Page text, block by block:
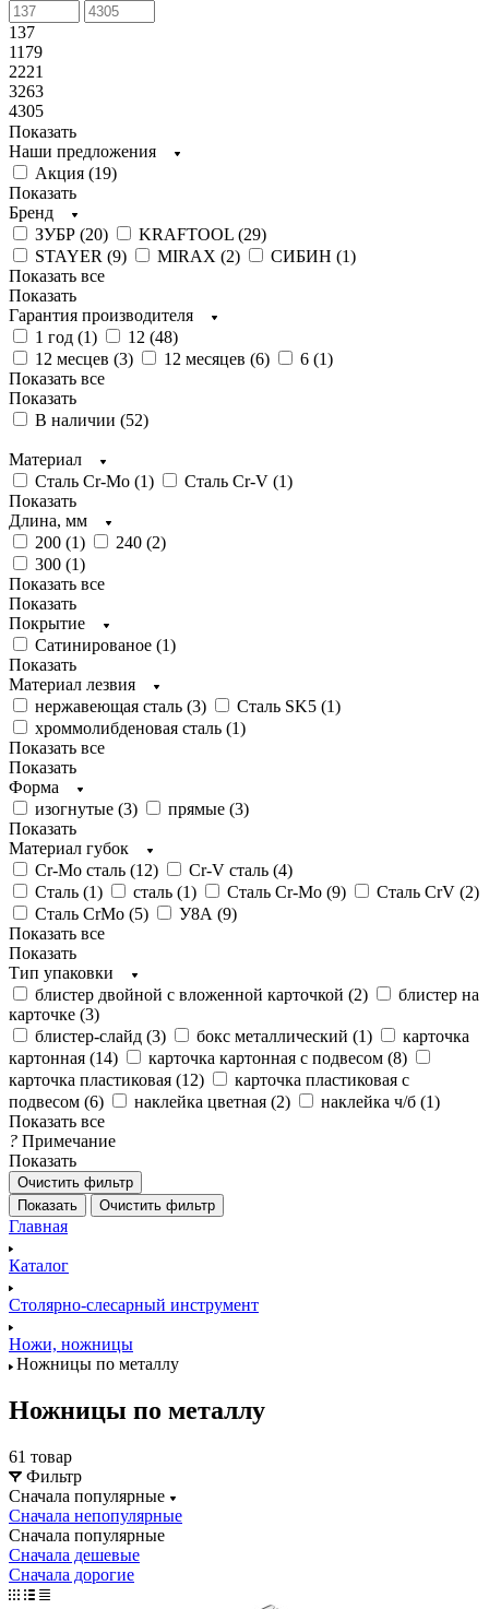
137
1179
2221
3263
4305
Показать
Наши предложения
Акция (19)
Показать
Бренд
ЗУБР (20) KRAFTOOL (29)
STAYER (9) MIRAX (2) СИБИН (1)
Показать все
Показать
Гарантия производителя
1 год (1) 12 (48)
12 месцев (3) 12 месяцев (6) 6 (1)
Показать все
Показать
В наличии (52)
Материал
Сталь Cr-Mo (1) Сталь Cr-V (1)
Показать
Длина, мм
200 (1) 240 (2)
300 (1)
Показать все
Показать
Покрытие
Сатинированое (1)
Показать
Материал лезвия
нержавеющая сталь (3) Сталь SK5 (1)
хроммолибденовая сталь (1)
Показать все
Показать
Форма
изогнутые (3) прямые (3)
Показать
Материал губок
Cr-Mo сталь (12) Cr-V сталь (4)
Cталь (1) сталь (1) Сталь Cr-Mo (9) Сталь CrV (2)
Сталь СrMo (5) У8А (9)
Показать все
Показать
Тип упаковки
блистер двойной с вложенной карточкой (2)
блистер на
карточке (3)
блистер-слайд (3) бокс металлический (1)
карточка
картонная (14) карточка картонная с подвесом (8)
карточка пластиковая (12)
карточка пластиковая с
подвесом (6) наклейка цветная (2) наклейка ч/б (1)
Показать все
? Примечание
Показать
Очистить фильтр
Показать
Очистить фильтр
Главная
Каталог
Столярно-слесарный инструмент
Ножи, ножницы
Ножницы по металлу
Ножницы по металлу
61 товар
Фильтр
Сначала популярные
Сначала непопулярные
Сначала популярные
Сначала дешевые
Сначала дорогие